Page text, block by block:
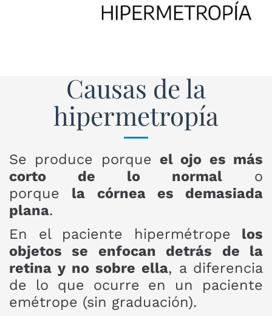
Causas de la
hipermetropía
Se produce porque el ojo es más
corto de lo normal o
porque la córnea es demasiada
plana.
En el paciente hipermétrope los
objetos se enfocan detrás de la
retina y no sobre ella, a diferencia
de lo que ocurre en un paciente
emétrope (sin graduación).